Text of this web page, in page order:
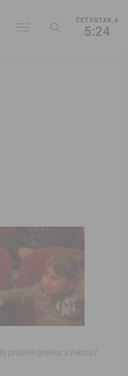
ČETVRTAK,6
5:24